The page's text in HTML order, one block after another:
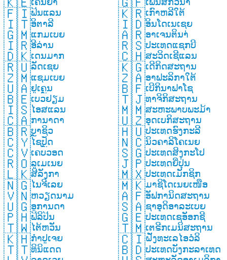
🇫🇮ຟິນແລນ
🇮🇹ອິຕາລີ
🇬🇲ແກມເບຍ
🇮🇷ອີລ່ານ
🇩🇰ເດນມາກ
🇷🇺ລັດເຊຍ
🇿🇲ແຊມເບຍ
🇺🇦ຢູເຄຼນ
🇧🇪ເບວຢຽມ
🇮🇸ໄອສແລນ
🇨🇦ການາດາ
🇧🇷ບຼາຊິວ
🇨🇾ໄຊປັຼດ
🇨🇻ເຄບວອດ
🇷🇴ລູເມເນຍ
🇱🇰ສີລັງກາ
🇳🇬ໄນຈີເລຍ
🇻🇳ຫວຽດນາມ
🇺🇬ອູການດາ
🇵🇭ຟິລິປິນ
🇹🇼ໄຕ້ຫວັນ
🇰🇭ກຳປູເຈຍ
🇹🇹ທິນິແດດ
🇰🇷ເກົາຫລີໃຕ້
🇮🇩ອິນໂດເນເຊຍ
🇦🇷ອາເຈນຕິນາ່
🇷🇸ປະເທດແຊກບີ
🇨🇭ສະວິດເຊີແລນ
🇰🇬ເດີກິດສະຖານ
🇿🇦ອາຟະລິກາໃຕ້
🇧🇫ເບີກິນາຟາໂຊ
🇹🇯ທາຈິກິສະຖານ
🇲🇲ສະຫະພາບພະມ້າ
🇺🇿ອຸດເບກິສະຖານ
🇭🇺ປະເທດຮົງກະລີ
🇳🇨ນິວຄາລິໂຄເນຍ
🇸🇬ປະເທດສິງກະໂປ
🇯🇵ປະເທດຍີ່ປຸ່ນ
🇲🇽ປະເທດເມັກຊິກ
🇲🇰ມາຊິໂດເນຍເໜືອ
🇦🇫ອັຟການິດສະຖານ
🇸🇦ຊາອຸດິອາລະເບຍ
🇬🇪ປະເທດເຊອັອກຊີ
🇹🇲ເຕຣີກເມນິສະຖານ
🇨🇮ຝັ່ງທະເລໄອວໍລິ
🇧🇩ປະເທດບັງກະລາເທດ